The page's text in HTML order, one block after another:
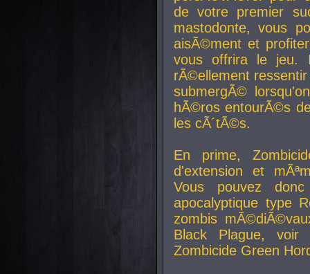
de votre premier
mastodonte, vous
aisÃ©ment et
vous offrira le jeu.
rÃ©ellement
submergÃ©
hÃ©ros entourÃ©s
les cÃ´tÃ©s.
En prime,
d'extension et
Vous pouvez
apocalyptique type
zombis
Black Plague,
Zombicide Green